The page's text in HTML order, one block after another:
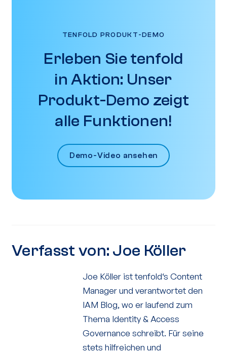
TENFOLD PRODUKT-DEMO
Erleben Sie tenfold
in Aktion: Unser
Produkt-Demo zeigt
alle Funktionen!
Demo-Video ansehen
Verfasst von: Joe Köller
Joe Köller ist tenfold‘s Content
Manager und verantwortet den
IAM Blog, wo er laufend zum
Thema Identity & Access
Governance schreibt. Für seine
stets hilfreichen und